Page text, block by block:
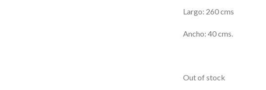
Largo: 260 cms
Ancho: 40 cms.
Out of stock